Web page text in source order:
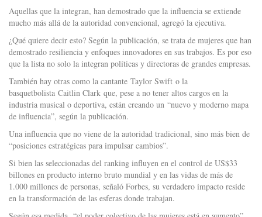
Aquellas que la integran, han demostrado que la influencia se extiende
mucho más allá de la autoridad convencional, agregó la ejecutiva.
¿Qué quiere decir esto? Según la publicación, se trata de mujeres que han
demostrado resiliencia y enfoques innovadores en sus trabajos. Es por eso
que la lista no solo la integran políticas y directoras de grandes empresas.
También hay otras como la cantante Taylor Swift o la
basquetbolista Caitlin Clark que, pese a no tener altos cargos en la
industria musical o deportiva, están creando un “nuevo y moderno mapa
de influencia”, según la publicación.
Una influencia que no viene de la autoridad tradicional, sino más bien de
“posiciones estratégicas para impulsar cambios”.
Si bien las seleccionadas del ranking influyen en el control de US$33
billones en producto interno bruto mundial y en las vidas de más de
1.000 millones de personas, señaló Forbes, su verdadero impacto reside
en la transformación de las esferas donde trabajan.